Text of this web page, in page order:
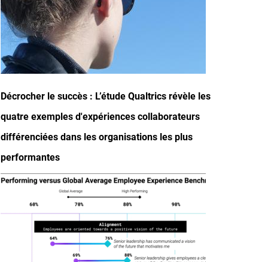
Décrocher le succès : L’étude Qualtrics révèle les
quatre exemples d'expériences collaborateurs
différenciées dans les organisations les plus
performantes
Image